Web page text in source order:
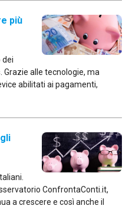
più
dei
alle tecnologie, ma
abilitati ai pagamenti,
ConfrontaConti.it,
a crescere e così anche il